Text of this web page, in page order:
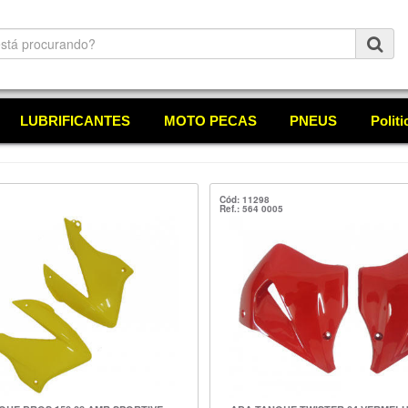
LUBRIFICANTES MOTO PECAS PNEUS
Cód: 11298
Ref.: 564 0005